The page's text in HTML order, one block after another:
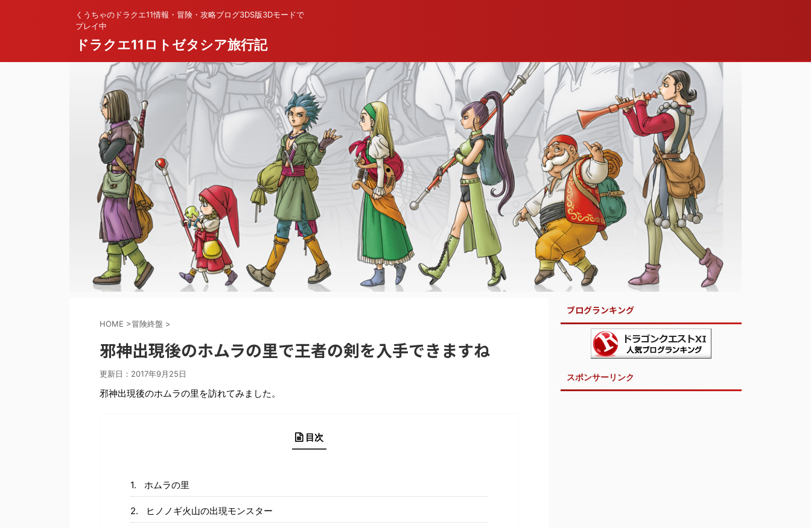
くうちゃのドラクエ11情報・冒険・攻略ブログ3DS版3Dモードで
プレイ中
ドラクエ11ロトゼタシア旅行記
HOME >冒険終盤 >
邪神出現後のホムラの里で王者の剣を入手できますね
更新日： 2017年9月25日
邪神出現後のホムラの里を訪れてみました。
目次
ホムラの里
ヒノノギ火山の出現モンスター
ブログランキング
スポンサーリンク